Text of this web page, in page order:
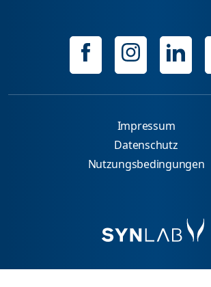
Impressum
Datenschutz
Nutzungsbedingungen